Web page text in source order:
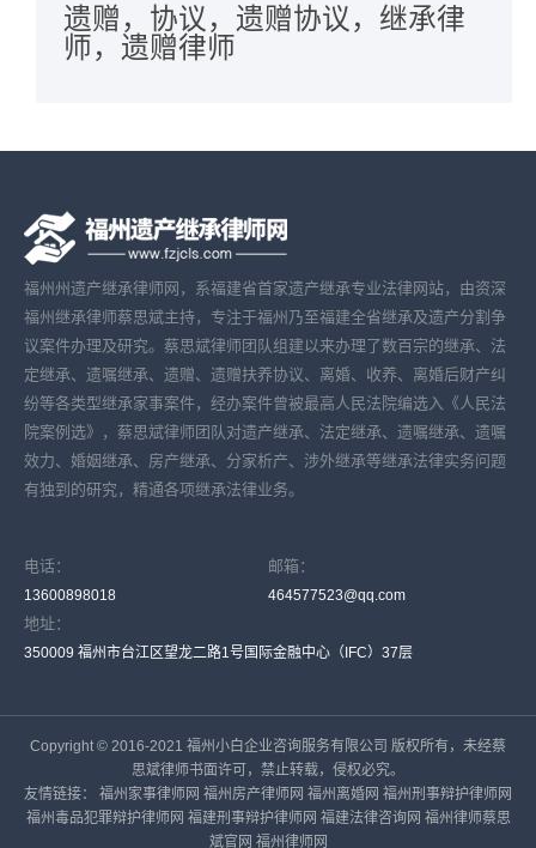
遗赠，协议，遗赠协议，继承律
师，遗赠律师
福州州遗产继承律师网，系福建省首家遗产继承专业法律网站，由资深
福州继承律师蔡思斌主持，专注于福州乃至福建全省继承及遗产分割争
议案件办理及研究。蔡思斌律师团队组建以来办理了数百宗的继承、法
定继承、遗嘱继承、遗赠、遗赠扶养协议、离婚、收养、离婚后财产纠
纷等各类型继承家事案件，经办案件曾被最高人民法院编选入《人民法
院案例选》，蔡思斌律师团队对遗产继承、法定继承、遗嘱继承、遗嘱
效力、婚姻继承、房产继承、分家析产、涉外继承等继承法律实务问题
有独到的研究，精通各项继承法律业务。
电话：
13600898018
邮箱：
464577523@qq.com
地址：
350009 福州市台江区望龙二路1号国际金融中心（IFC）37层
Copyright © 2016-2021 福州小白企业咨询服务有限公司 版权所有，未经蔡
思斌律师书面许可，禁止转载，侵权必究。
友情链接： 福州家事律师网 福州房产律师网 福州离婚网 福州刑事辩护律师网
福州毒品犯罪辩护律师网 福建刑事辩护律师网 福建法律咨询网 福州律师蔡思
斌官网 福州律师网